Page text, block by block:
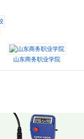
山东商务职业学院